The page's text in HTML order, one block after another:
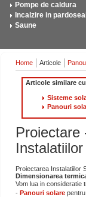
Pompe de caldura
Incalzire in
Saune
Home Articole
Articole similare
Sisteme
Panouri
Proiectare
Proiectarea Instalatiilor
Dimensionarea
Vom lua in consideratie
- Panouri solare